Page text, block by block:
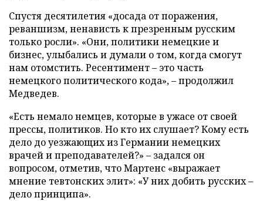
Спустя десятилетия «досада от поражения,
реваншизм, ненависть к презренным русским
только росли». «Они, политики немецкие и
бизнес, улыбались и думали о том, когда смогут
нам отомстить. Ресентимент – это часть
немецкого политического кода», – продолжил
Медведев.
«Есть немало немцев, которые в ужасе от своей
прессы, политиков. Но кто их слушает? Кому есть
дело до уезжающих из Германии немецких
врачей и преподавателей?» – задался он
вопросом, отметив, что Мартенс «выражает
мнение тевтонских элит»: «У них добить русских –
дело принципа».